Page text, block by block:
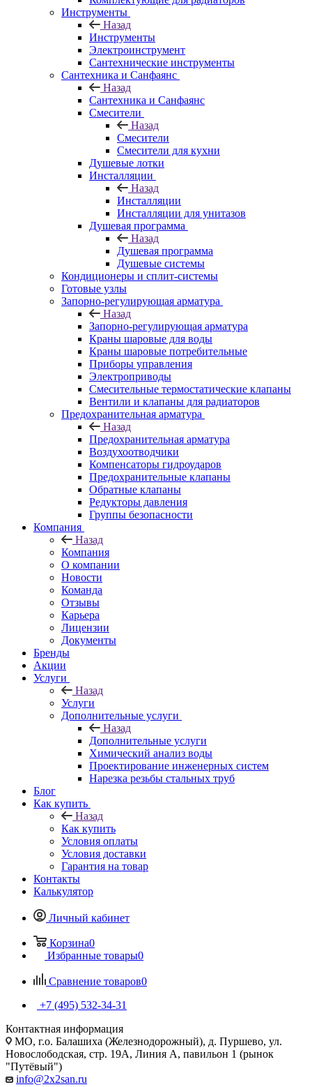
Инструменты
Назад
Инструменты
Электроинструмент
Сантехнические инструменты
Сантехника и Санфаянс
Назад
Сантехника и Санфаянс
Смесители
Назад
Смесители
Смесители для кухни
Душевые лотки
Инсталляции
Назад
Инсталляции
Инсталляции для унитазов
Душевая программа
Назад
Душевая программа
Душевые системы
Кондиционеры и сплит-системы
Готовые узлы
Запорно-регулирующая арматура
Назад
Запорно-регулирующая арматура
Краны шаровые для воды
Краны шаровые потребительные
Приборы управления
Электроприводы
Смесительные термостатические клапаны
Вентили и клапаны для радиаторов
Предохранительная арматура
Назад
Предохранительная арматура
Воздухоотводчики
Компенсаторы гидроударов
Предохранительные клапаны
Обратные клапаны
Редукторы давления
Группы безопасности
Компания
Назад
Компания
О компании
Новости
Команда
Отзывы
Карьера
Лицензии
Документы
Бренды
Акции
Услуги
Назад
Услуги
Дополнительные услуги
Назад
Дополнительные услуги
Химический анализ воды
Проектирование инженерных систем
Нарезка резьбы стальных труб
Блог
Как купить
Назад
Как купить
Условия оплаты
Условия доставки
Гарантия на товар
Контакты
Калькулятор
Личный кабинет
Корзина0
Избранные товары0
Сравнение товаров0
+7 (495) 532‑34‑31
Контактная информация
МО, г.о. Балашиха (Железнодорожный), д. Пуршево, ул.
Новослободская, стр. 19А, Линия А, павильон 1 (рынок
"Путёвый")
info@2x2san.ru